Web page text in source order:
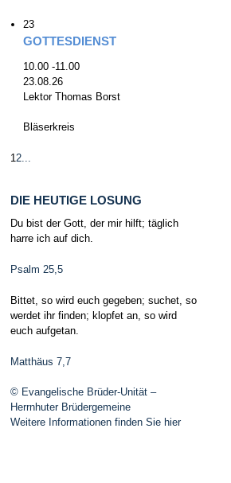
23
GOTTESDIENST
10.00 -11.00
23.08.26
Lektor Thomas Borst
Bläserkreis
12...
DIE HEUTIGE LOSUNG
Du bist der Gott, der mir hilft; täglich
harre ich auf dich.
Psalm 25,5
Bittet, so wird euch gegeben; suchet, so
werdet ihr finden; klopfet an, so wird
euch aufgetan.
Matthäus 7,7
© Evangelische Brüder-Unität –
Herrnhuter Brüdergemeine
Weitere Informationen finden Sie hier